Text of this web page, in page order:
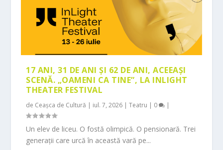
17 ANI, 31 DE ANI ȘI 62 DE ANI, ACEEAȘI
SCENĂ. „OAMENI CA TINE”, LA INLIGHT
THEATER FESTIVAL
de Ceașca de Cultură | iul. 7, 2026 |Teatru | 0 |
Un elev de liceu. O fostă olimpică. O pensionară. Trei
generații care urcă în această vară pe...